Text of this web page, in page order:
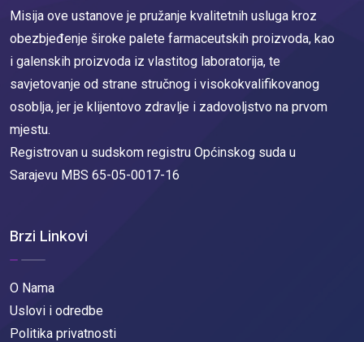
Misija ove ustanove je pružanje kvalitetnih usluga kroz
obezbjeđenje široke palete farmaceutskih proizvoda, kao
i galenskih proizvoda iz vlastitog laboratorija, te
savjetovanje od strane stručnog i visokokvalifikovanog
osoblja, jer je klijentovo zdravlje i zadovoljstvo na prvom
mjestu.
Registrovan u sudskom registru Općinskog suda u
Sarajevu MBS 65-05-0017-16
Brzi Linkovi
O Nama
Uslovi i odredbe
Politika privatnosti